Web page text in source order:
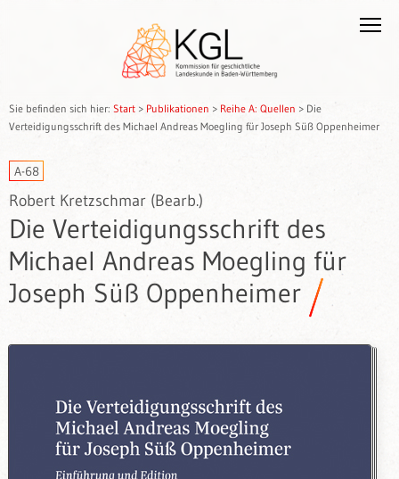
Sie befinden sich hier: Start > Publikationen > Reihe A: Quellen > Die
Verteidigungsschrift des Michael Andreas Moegling für Joseph Süß Oppenheimer
A-68
Robert Kretzschmar (Bearb.)
Die Verteidigungsschrift des
Michael Andreas Moegling für
Joseph Süß Oppenheimer